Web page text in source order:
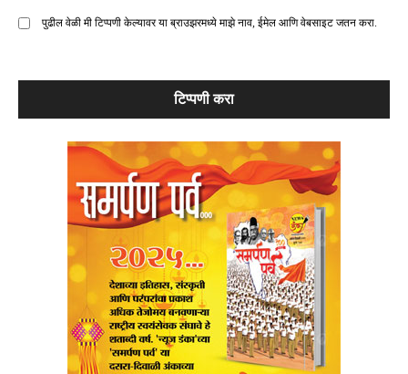
पुढील वेळी मी टिप्पणी केल्यावर या ब्राउझरमध्ये माझे नाव, ईमेल आणि वेबसाइट जतन करा.